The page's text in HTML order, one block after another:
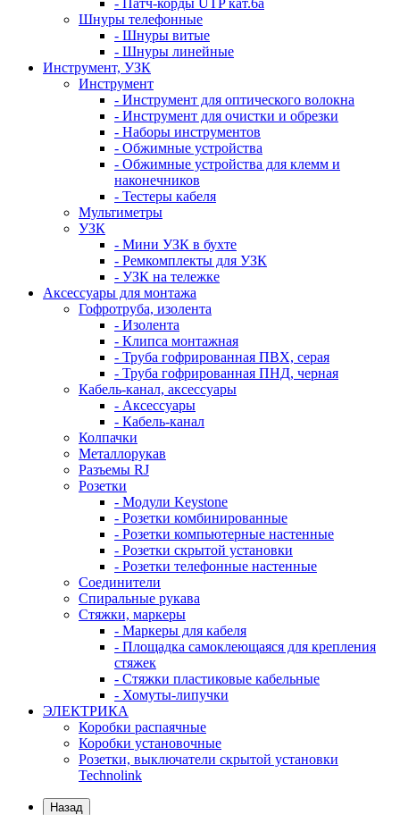
- Патч-корды UTP кат.6а
Шнуры телефонные
- Шнуры витые
- Шнуры линейные
Инструмент, УЗК
Инструмент
- Инструмент для оптического волокна
- Инструмент для очистки и обрезки
- Наборы инструментов
- Обжимные устройства
- Обжимные устройства для клемм и
наконечников
- Тестеры кабеля
Мультиметры
УЗК
- Мини УЗК в бухте
- Ремкомплекты для УЗК
- УЗК на тележке
Аксессуары для монтажа
Гофротруба, изолента
- Изолента
- Клипса монтажная
- Труба гофрированная ПВХ, серая
- Труба гофрированная ПНД, черная
Кабель-канал, аксессуары
- Аксессуары
- Кабель-канал
Колпачки
Металлорукав
Разъемы RJ
Розетки
- Модули Keystone
- Розетки комбинированные
- Розетки компьютерные настенные
- Розетки скрытой установки
- Розетки телефонные настенные
Соединители
Спиральные рукава
Стяжки, маркеры
- Маркеры для кабеля
- Площадка самоклеющаяся для крепления
стяжек
- Стяжки пластиковые кабельные
- Хомуты-липучки
ЭЛЕКТРИКА
Коробки распаячные
Коробки установочные
Розетки, выключатели скрытой установки
Technolink
Назад